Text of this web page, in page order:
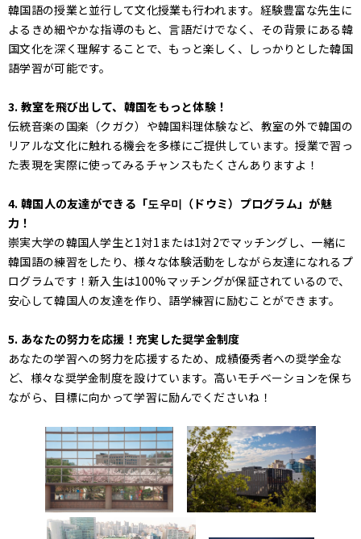
韓国語の授業と並行して文化授業も行われます。経験豊富な先生に
よるきめ細やかな指導のもと、言語だけでなく、その背景にある韓
国文化を深く理解することで、もっと楽しく、しっかりとした韓国
語学習が可能です。
3. 教室を飛び出して、韓国をもっと体験！
伝統音楽の国楽（クガク）や韓国料理体験など、教室の外で韓国の
リアルな文化に触れる機会を多様にご提供しています。授業で習っ
た表現を実際に使ってみるチャンスもたくさんありますよ！
4. 韓国人の友達ができる「도우미（ドウミ）プログラム」が魅
力！
崇実大学の韓国人学生と1対1または1対2でマッチングし、一緒に
韓国語の練習をしたり、様々な体験活動をしながら友達になれるプ
ログラムです！新入生は100%マッチングが保証されているので、
安心して韓国人の友達を作り、語学練習に励むことができます。
5. あなたの努力を応援！充実した奨学金制度
あなたの学習への努力を応援するため、成績優秀者への奨学金な
ど、様々な奨学金制度を設けています。高いモチベーションを保ち
ながら、目標に向かって学習に励んでくださいね！